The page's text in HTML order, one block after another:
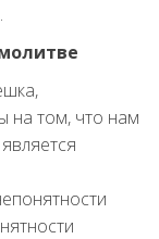
на том, что нам